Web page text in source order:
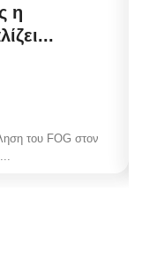
η
του FOG στον